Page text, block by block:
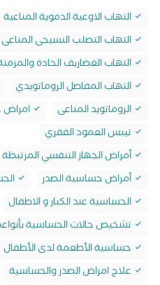
التهاب الاوعية الدموية المناعية
التهاب التصلب النسيجى المناعى
التهاب الغضاريف الحادة
التهاب المفاصل الروماتويدي
الروماتويد المناعى
امراض
تيبس العمود الفقري
أمراض الجهاز التنفسي المرتبطة
أمراض حساسية الصدر
الحساسية عند الكبار و الاطفال
تشخيص حالات الحساسية
حساسية الأطعمة لدى الأطفال
علاج امراض الصدر والحساسية